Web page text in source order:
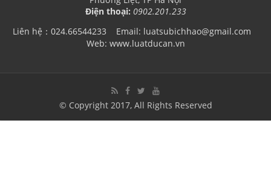
Điện thoại: 0902.201.233
Liên hệ：024.66544233 Email: luatsubichhao@gmail.com
Web: www.luatducan.vn
© Copyright 2017, All Rights Reserved